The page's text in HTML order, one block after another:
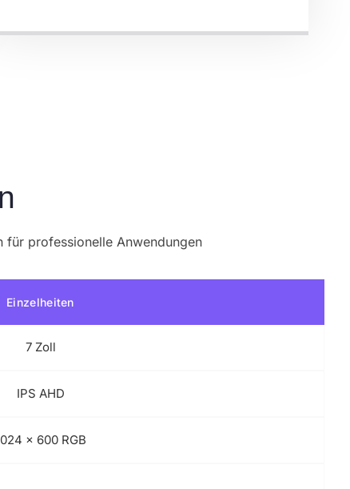
für professionelle Anwendungen
Einzelheiten
7 Zoll
IPS AHD
x 600 RGB